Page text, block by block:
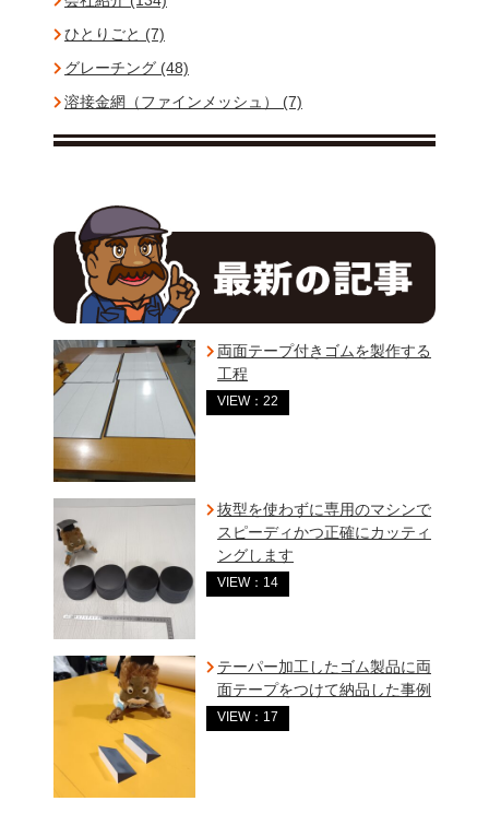
ひとりごと (7)
グレーチング (48)
溶接金網（ファインメッシュ） (7)
両面テープ付きゴムを製作する
工程
VIEW：22
抜型を使わずに専用のマシンで
スピーディかつ正確にカッティ
ングします
VIEW：14
テーパー加工したゴム製品に両
面テープをつけて納品した事例
VIEW：17